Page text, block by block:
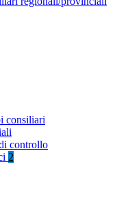
consiliari
controllo
2